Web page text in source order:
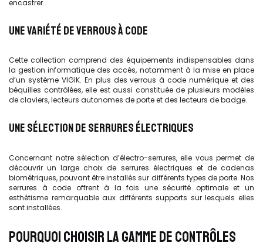
encastrer.
UNE VARIÉTÉ DE VERROUS À CODE
Cette collection comprend des équipements indispensables dans
la gestion informatique des accès, notamment à la mise en place
d’un système VIGIK. En plus des verrous à code numérique et des
béquilles contrôlées, elle est aussi constituée de plusieurs modèles
de claviers, lecteurs autonomes de porte et des lecteurs de badge.
UNE SÉLECTION DE SERRURES ÉLECTRIQUES
Concernant notre sélection d’électro-serrures, elle vous permet de
découvrir un large choix de serrures électriques et de cadenas
biométriques, pouvant être installés sur différents types de porte. Nos
serrures à code offrent à la fois une sécurité optimale et un
esthétisme remarquable aux différents supports sur lesquels elles
sont installées.
POURQUOI CHOISIR LA GAMME DE CONTRÔLES